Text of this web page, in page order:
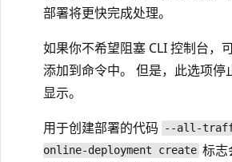
部署将更快完成处理。
如果你不希望阻塞 CLI 控制台，
添加到命令中。 但是，此选项停
显示。
用于创建部署的代码
--all-
online-deployment create 标志